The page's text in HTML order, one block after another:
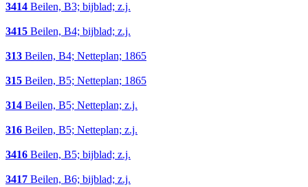
3414 Beilen, B3; bijblad; z.j.
3415 Beilen, B4; bijblad; z.j.
313 Beilen, B4; Netteplan; 1865
315 Beilen, B5; Netteplan; 1865
314 Beilen, B5; Netteplan; z.j.
316 Beilen, B5; Netteplan; z.j.
3416 Beilen, B5; bijblad; z.j.
3417 Beilen, B6; bijblad; z.j.